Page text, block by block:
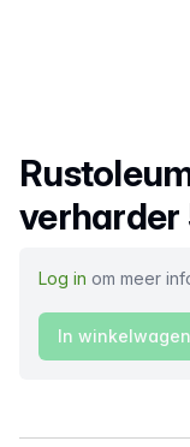
verharder
Log in om meer
In winkelwagen